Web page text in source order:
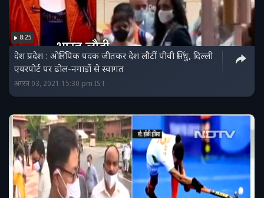
8:25
देश प्रदेश : ओलिंपिक पदक जीतकर देश लौटीं पीवी सिंधु, दिल्ली
एयरपोर्ट पर ढोल-नगाड़ों से स्वागत
अगस्त 03, 2021 15:30 pm IST